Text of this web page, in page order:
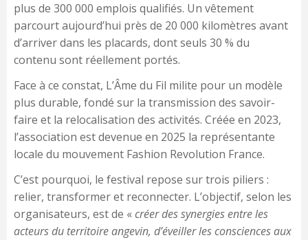
plus de 300 000 emplois qualifiés. Un vêtement
parcourt aujourd’hui près de 20 000 kilomètres avant
d’arriver dans les placards, dont seuls 30 % du
contenu sont réellement portés.
Face à ce constat, L’Âme du Fil milite pour un modèle
plus durable, fondé sur la transmission des savoir-
faire et la relocalisation des activités. Créée en 2023,
l’association est devenue en 2025 la représentante
locale du mouvement Fashion Revolution France.
C’est pourquoi, le festival repose sur trois piliers :
relier, transformer et reconnecter. L’objectif, selon les
organisateurs, est de «créer des synergies entre les
acteurs du territoire angevin, d’éveiller les consciences aux